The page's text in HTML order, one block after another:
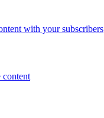
with your subscribers
content